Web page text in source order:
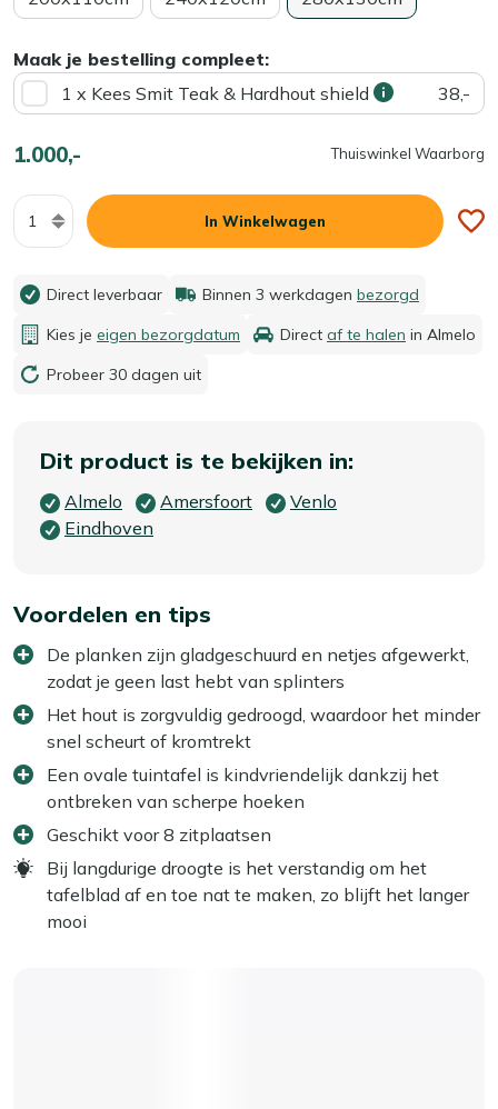
Maak je bestelling compleet:
1 x Kees Smit Teak & Hardhout shield
38,-
1.000,- Thuiswinkel Waarborg
Aantal
In Winkelwagen
Direct leverbaar Binnen 3 werkdagen bezorgd
Kies je eigen bezorgdatum Direct af te halen in Almelo
Probeer 30 dagen uit
Dit product is te bekijken in:
Almelo Amersfoort
Venlo
Eindhoven
Voordelen en tips
De planken zijn gladgeschuurd en netjes afgewerkt,
zodat je geen last hebt van splinters
Het hout is zorgvuldig gedroogd, waardoor het minder
snel scheurt of kromtrekt
Een ovale tuintafel is kindvriendelijk dankzij het
ontbreken van scherpe hoeken
Geschikt voor 8 zitplaatsen
Bij langdurige droogte is het verstandig om het
tafelblad af en toe nat te maken, zo blijft het langer
mooi